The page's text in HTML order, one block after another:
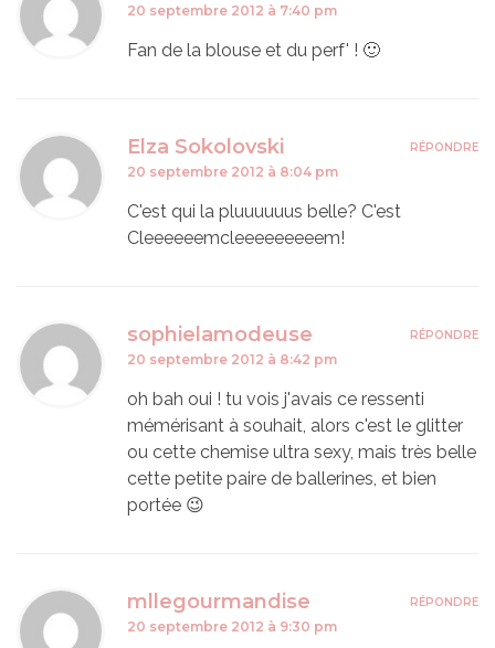
20 septembre 2012 à 7:40 pm
Fan de la blouse et du perf' ! 🙂
Elza Sokolovski
20 septembre 2012 à 8:04 pm
C'est qui la pluuuuuus belle? C'est
Cleeeeeemcleeeeeeeeem!
RÉPONDRE
sophielamodeuse
20 septembre 2012 à 8:42 pm
oh bah oui ! tu vois j'avais ce ressenti
mémérisant à souhait, alors c'est le glitter
ou cette chemise ultra sexy, mais très belle
cette petite paire de ballerines, et bien
portée 😉
RÉPONDRE
mllegourmandise
20 septembre 2012 à 9:30 pm
RÉPONDRE